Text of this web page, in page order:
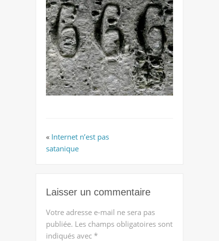
« Internet n’est pas
satanique
Laisser un commentaire
Votre adresse e-mail ne sera pas
publiée. Les champs obligatoires sont
indiqués avec *